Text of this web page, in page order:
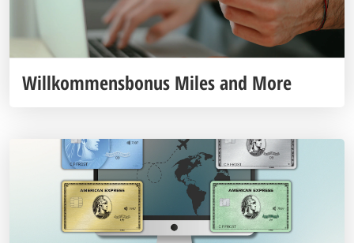
Willkommensbonus Miles and More